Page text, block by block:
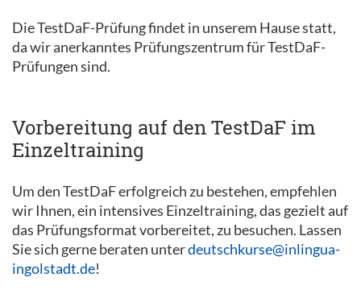
Die TestDaF-Prüfung findet in unserem Hause statt,
da wir anerkanntes Prüfungszentrum für TestDaF-
Prüfungen sind.
Vorbereitung auf den TestDaF im
Einzeltraining
Um den TestDaF erfolgreich zu bestehen, empfehlen
wir Ihnen, ein intensives Einzeltraining, das gezielt auf
das Prüfungsformat vorbereitet, zu besuchen. Lassen
Sie sich gerne beraten unterdeutschkurse@inlingua-
ingolstadt.de!